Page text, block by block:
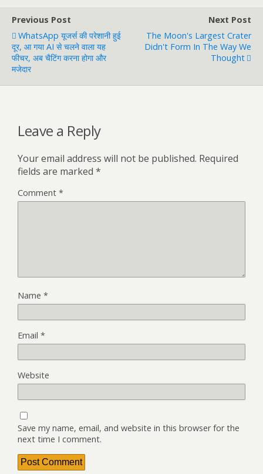
Previous Post
WhatsApp यूजर्स की परेशानी हुई
दूर, आ गया AI से चलने वाला यह
फीचर, अब चैटिंग करना होगा और
मजेदार
Next Post
The Moon's Largest Crater
Didn't Form In The Way We
Thought
Leave a Reply
Your email address will not be published. Required
fields are marked *
Comment *
Name *
Email *
Website
Save my name, email, and website in this browser for the
next time I comment.